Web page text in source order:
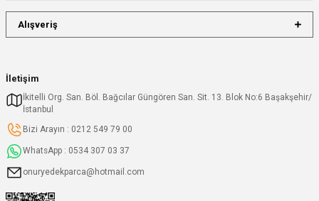
İletişim
İkitelli Org. San. Böl. Bağcılar Güngören San. Sit. 13. Blok No:6 Başakşehir/
İstanbul
Bizi Arayın : 0212 549 79 00
WhatsApp : 0534 307 03 37
onuryedekparca@hotmail.com
Alışveriş